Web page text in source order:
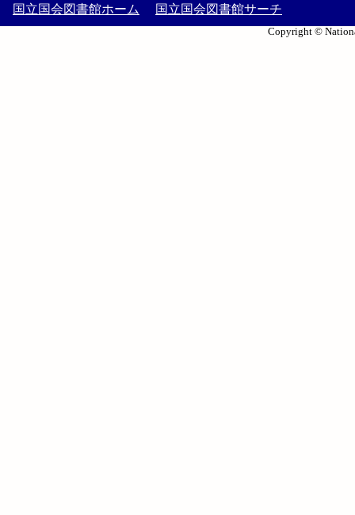
国立国会図書館ホーム 国立国会図書館サーチ
Copyright ©